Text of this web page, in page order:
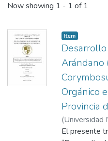
Now showing 1 - 1 of 1
Item
Arándano
Orgánico
Provincia
(Universidad
2025-06-11
El presente